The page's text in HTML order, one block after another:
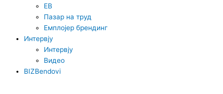
EB
Пазар на труд
Емплојер брендинг
Интервју
Интервју
Видео
BIZBendovi